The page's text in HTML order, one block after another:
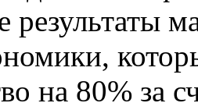
результаты
на 80% за